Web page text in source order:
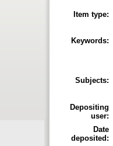
Item type:
Keywords:
Subjects:
Depositing
user:
Date
deposited: